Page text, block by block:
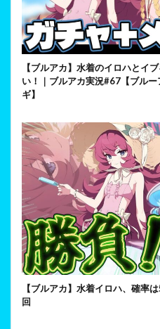
【ブルアカ】水着のイロハとイ
い！｜ブルアカ実況#67【ブル
ギ】
【ブルアカ】水着イロハ、確率
回